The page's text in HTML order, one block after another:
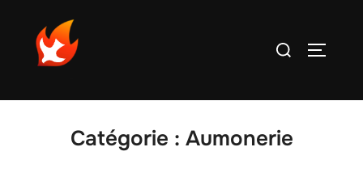
contenu
Rechercher :
Catégorie : Aumonerie